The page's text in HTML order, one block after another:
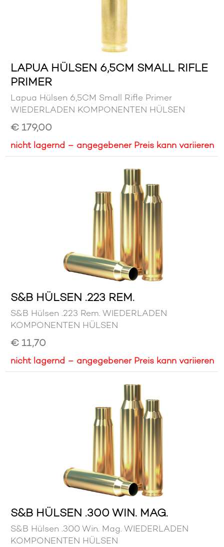
LAPUA HÜLSEN 6,5CM SMALL RIFLE
PRIMER
Lapua Hülsen 6,5CM Small Rifle Primer
WIEDERLADEN KOMPONENTEN HÜLSEN
€ 179,00
nicht lagernd – angegebener Preis kann variieren
S&B HÜLSEN .223 REM.
S&B Hülsen .223 Rem. WIEDERLADEN
KOMPONENTEN HÜLSEN
€ 11,70
nicht lagernd – angegebener Preis kann variieren
S&B HÜLSEN .300 WIN. MAG.
S&B Hülsen .300 Win. Mag. WIEDERLADEN
KOMPONENTEN HÜLSEN